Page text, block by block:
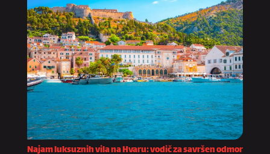
Najam luksuznih vila na Hvaru: vodič za savršen odmor